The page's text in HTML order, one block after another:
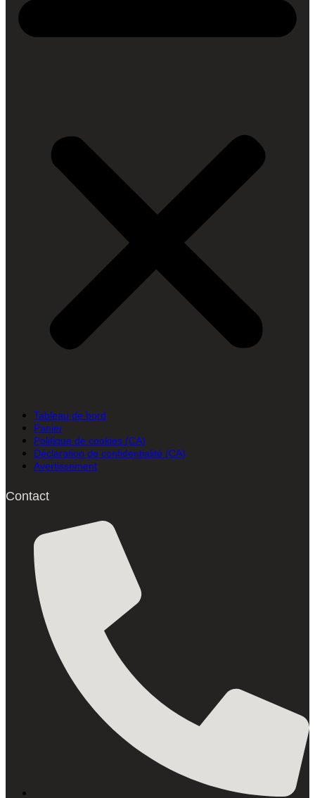
Tableau de bord
Panier
Politique de cookies (CA)
Déclaration de confidentialité (CA)
Avertissement
Contact